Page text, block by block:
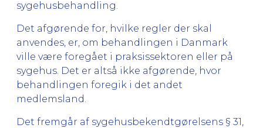
sygehusbehandling.
Det afgørende for, hvilke regler der skal
anvendes, er, om behandlingen i Danmark
ville være foregået i praksissektoren eller på
sygehus. Det er altså ikke afgørende, hvor
behandlingen foregik i det andet
medlemsland.
Det fremgår af sygehusbekendtgørelsens § 31,